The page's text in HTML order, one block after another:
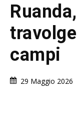
campi
29 Maggio 2026